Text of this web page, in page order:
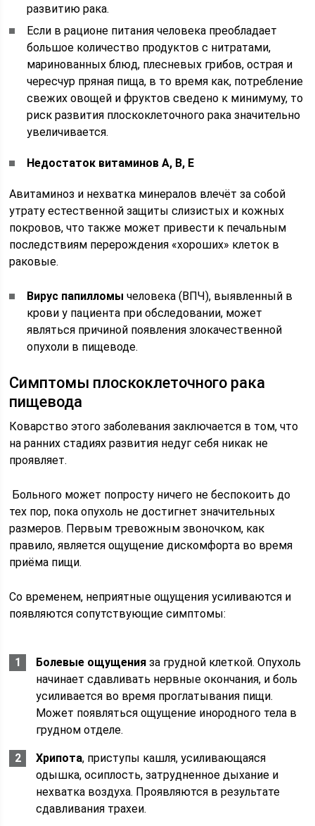
развитию рака.
Если в рационе питания человека преобладает
большое количество продуктов с нитратами,
маринованных блюд, плесневых грибов, острая и
чересчур пряная пища, в то время как, потребление
свежих овощей и фруктов сведено к минимуму, то
риск развития плоскоклеточного рака значительно
увеличивается.
Недостаток витаминов А, В, Е
Авитаминоз и нехватка минералов влечёт за собой
утрату естественной защиты слизистых и кожных
покровов, что также может привести к печальным
последствиям перерождения «хороших» клеток в
раковые.
Вирус папилломы человека (ВПЧ), выявленный в
крови у пациента при обследовании, может
являться причиной появления злокачественной
опухоли в пищеводе.
Симптомы плоскоклеточного рака
пищевода
Коварство этого заболевания заключается в том, что
на ранних стадиях развития недуг себя никак не
проявляет.
Больного может попросту ничего не беспокоить до
тех пор, пока опухоль не достигнет значительных
размеров. Первым тревожным звоночком, как
правило, является ощущение дискомфорта во время
приёма пищи.
Со временем, неприятные ощущения усиливаются и
появляются сопутствующие симптомы:
Болевые ощущения за грудной клеткой. Опухоль
начинает сдавливать нервные окончания, и боль
усиливается во время проглатывания пищи.
Может появляться ощущение инородного тела в
грудном отделе.
Хрипота, приступы кашля, усиливающаяся
одышка, осиплость, затрудненное дыхание и
нехватка воздуха. Проявляются в результате
сдавливания трахеи.